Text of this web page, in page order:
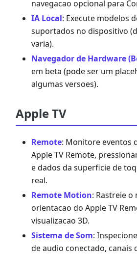
navegacao opcional para
IA Local: Execute modelos
suportados no dispositivo
varia).
Navegador de Hardware
em beta (pode ser um
algumas versoes).
Apple TV
Remote: Monitore eventos
Apple TV Remote,
e dados da superficie de
real.
Remote Motion: Rastreie o
orientacao do Apple TV
visualizacao 3D.
Sistema de Som:
de audio conectado, canais